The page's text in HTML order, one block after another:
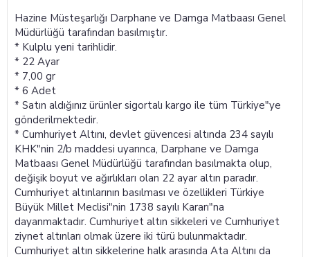
Hazine Müsteşarlığı Darphane ve Damga Matbaası Genel
Müdürlüğü tarafından basılmıştır.
* Kulplu yeni tarihlidir.
* 22 Ayar
* 7,00 gr
* 6 Adet
* Satın aldığınız ürünler sigortalı kargo ile tüm Türkiye"ye
gönderilmektedir.
* Cumhuriyet Altını, devlet güvencesi altında 234 sayılı
KHK"nin 2/b maddesi uyarınca, Darphane ve Damga
Matbaası Genel Müdürlüğü tarafından basılmakta olup,
değişik boyut ve ağırlıkları olan 22 ayar altın paradır.
Cumhuriyet altınlarının basılması ve özellikleri Türkiye
Büyük Millet Meclisi"nin 1738 sayılı Kararı"na
dayanmaktadır. Cumhuriyet altın sikkeleri ve Cumhuriyet
ziynet altınları olmak üzere iki türü bulunmaktadır.
Cumhuriyet altın sikkelerine halk arasında Ata Altını da